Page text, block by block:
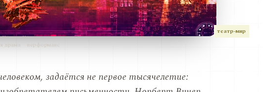
драма перформанс
задаётся не первое тысячелетие:
театр-мир